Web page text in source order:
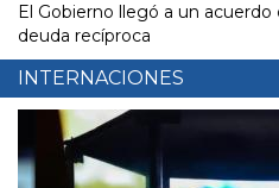
El Gobierno llegó a un
deuda recíproca
INTERNACIONES